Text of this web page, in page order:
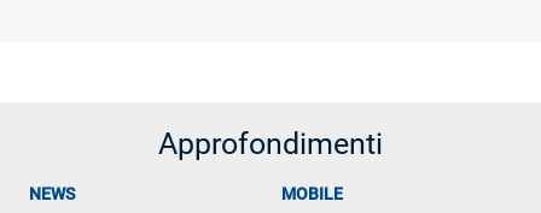
Approfondimenti
NEWS
MOBILE